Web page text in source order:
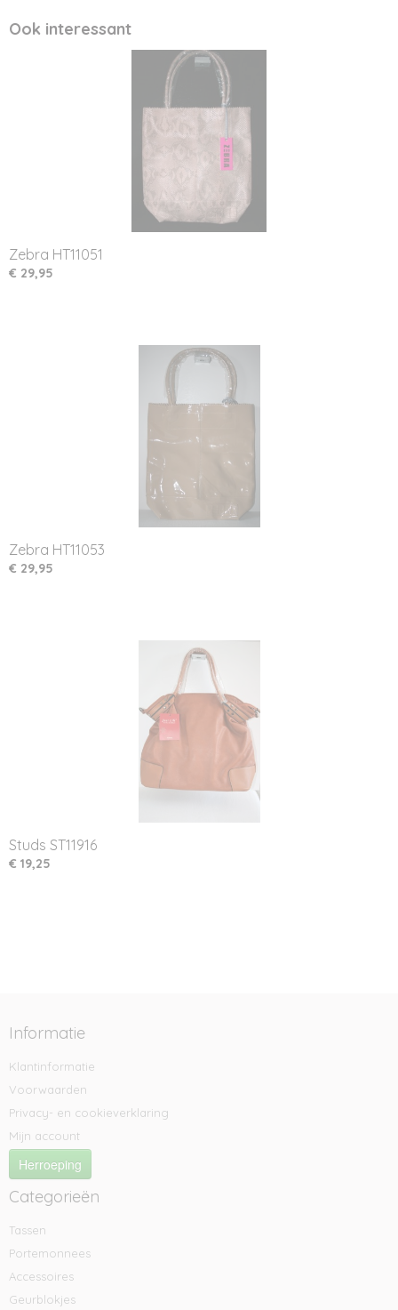
Ook interessant
Zebra HT11051
€ 29,95
Zebra HT11053
€ 29,95
Studs ST11916
€ 19,25
Informatie
Klantinformatie
Voorwaarden
Privacy- en cookieverklaring
Mijn account
Herroeping
Categorieën
Tassen
Portemonnees
Accessoires
Geurblokjes